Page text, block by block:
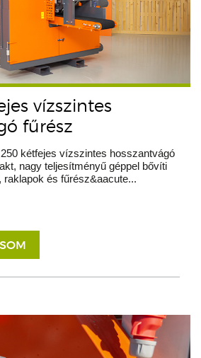
vízszintes
fűrész
kétfejes vízszintes hosszantvágó
nagy teljesítményű géppel bővíti
raklapok és fűrész&aacute...